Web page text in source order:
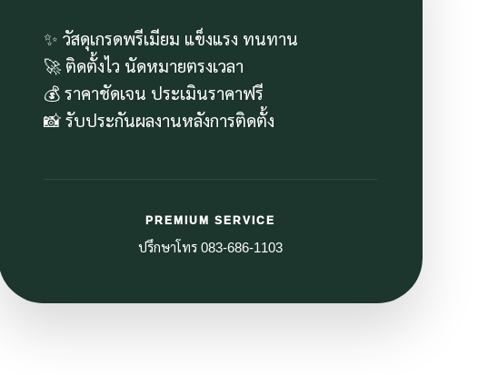
✨ วัสดุเกรดพรีเมียม แข็งแรง ทนทาน
🚀 ติดตั้งไว นัดหมายตรงเวลา
💰 ราคาชัดเจน ประเมินราคาฟรี
📸 รับประกันผลงานหลังการติดตั้ง
PREMIUM SERVICE
ปรึกษาโทร 083-686-1103